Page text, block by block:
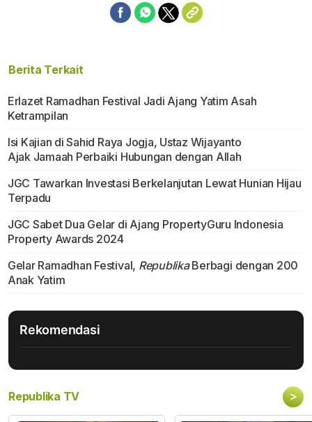
Berita Terkait
Erlazet Ramadhan Festival Jadi Ajang Yatim Asah
Ketrampilan
Isi Kajian di Sahid Raya Jogja, Ustaz Wijayanto
Ajak Jamaah Perbaiki Hubungan dengan Allah
JGC Tawarkan Investasi Berkelanjutan Lewat Hunian Hijau
Terpadu
JGC Sabet Dua Gelar di Ajang PropertyGuru Indonesia
Property Awards 2024
Gelar Ramadhan Festival, RepublikaBerbagi dengan 200
Anak Yatim
Rekomendasi
Republika TV >